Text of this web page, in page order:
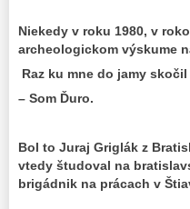
Niekedy v roku 1980, v
archeologickom výskume
Raz ku mne do jamy
– Som Ďuro.
Bol to Juraj Griglák z
vtedy študoval na
brigádnik na prácach v